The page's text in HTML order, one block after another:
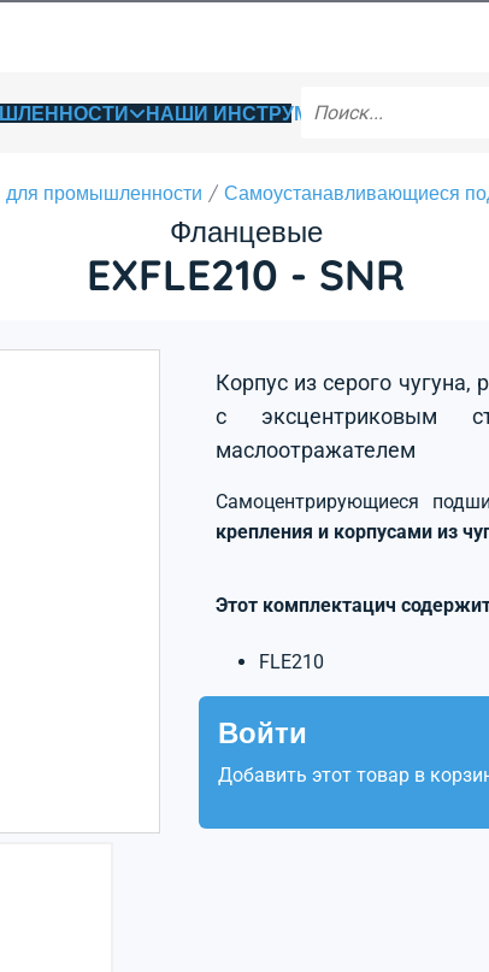
НАШИ ИНСТРУМЕНТЫ
промышленности Самоустанавливающиеся
Фланцевые
EXFLE210 - SNR
Корпус из серого
с эксцентриковым
маслоотражателем
Самоцентрирующиеся
крепления и корпусами из
Этот комплектацич
FLE210
Войти
Добавить этот товар в